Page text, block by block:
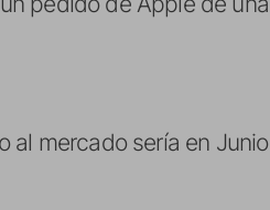
al mercado sería en Junio